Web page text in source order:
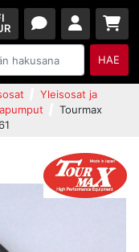
HAE
Yleisosat ja
Tourmax